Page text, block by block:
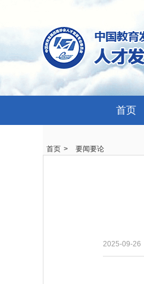
首页
首页 > 要闻要论
2025-09-26